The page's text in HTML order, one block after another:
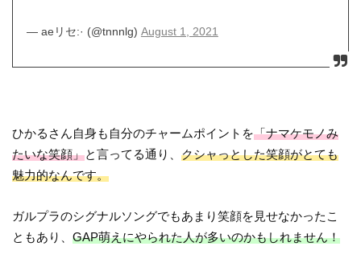
— aeリセ:· (@tnnnlg) August 1, 2021
ひかるさん自身も自分のチャームポイントを「ナマケモノみ
たいな笑顔」と言ってる通り、クシャっとした笑顔がとても
魅力的なんです。
ガルプラのシグナルソングでもあまり笑顔を見せなかったこ
ともあり、GAP萌えにやられた人が多いのかもしれません！